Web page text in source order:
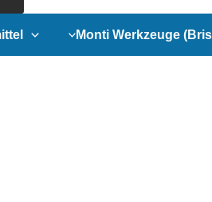
Monti Werkzeuge